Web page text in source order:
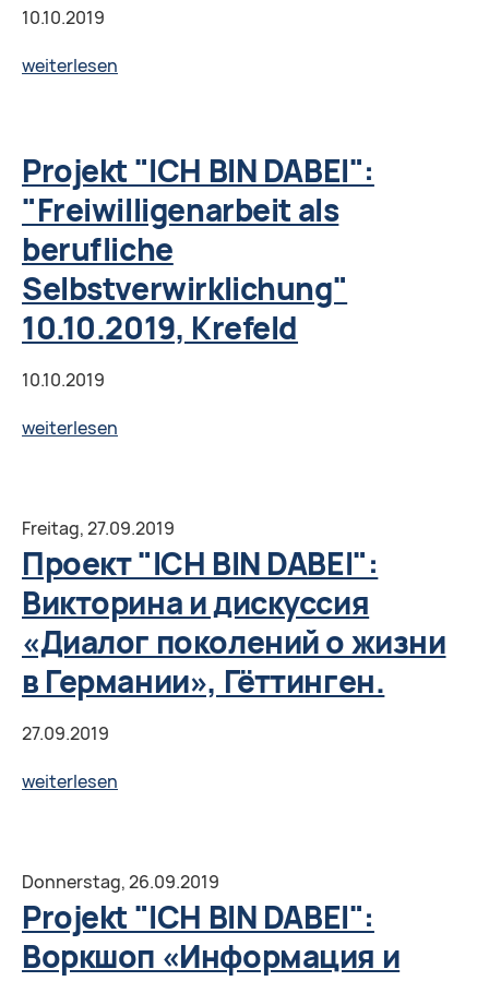
Programme“,
10.10.2019
weiterlesen
DABEI":
"Freiwilligenarbeit
als
berufliche
Selbstverwirklichung"
Krefeld
Projekt "ICH BIN DABEI":
"Freiwilligenarbeit als
berufliche
Selbstverwirklichung"
10.10.2019, Krefeld
10.10.2019
weiterlesen
DABEI":
"Freiwilligenarbeit
als
berufliche
Selbstverwirklichung"
10.10.2019,
Krefeld
Freitag,27.09.2019
Проект "ICH BIN DABEI":
Викторина и дискуссия
«Диалог поколений о жизни
в Германии», Гёттинген.
27.09.2019
weiterlesen
DABEI":
Викторина
и
дискуссия
Donnerstag,26.09.2019
Projekt "ICH BIN DABEI":
Воркшоп «Информация и